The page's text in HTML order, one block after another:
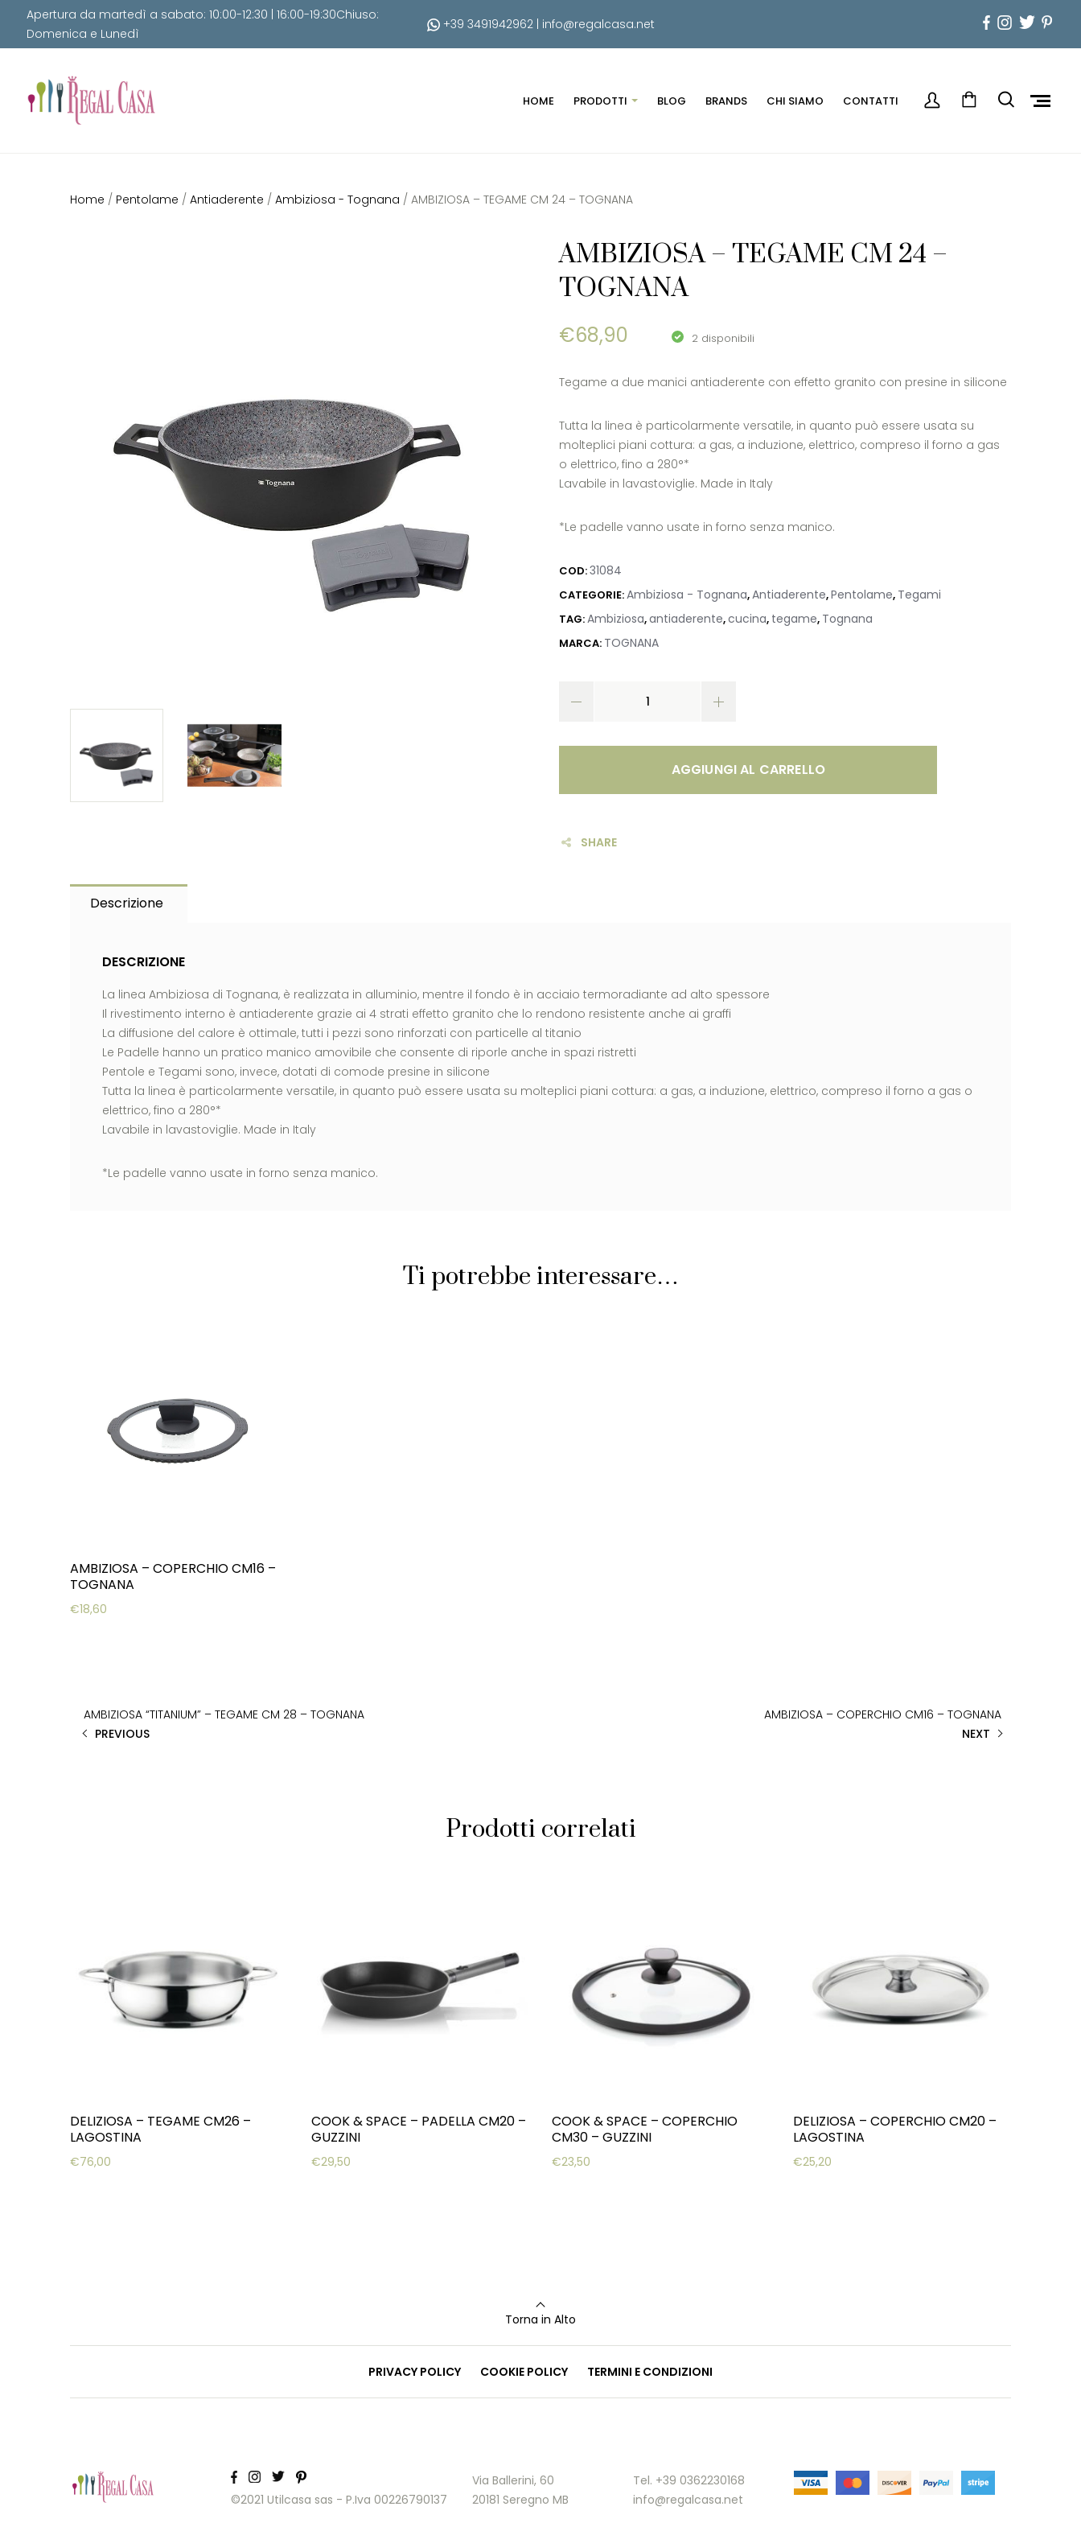
Apertura da martedì a sabato: 10:00-12:30 | 16:00-19:30Chiuso:
Domenica e Lunedì
+39 3491942962| info@regalcasa.net
HOME PRODOTTI BLOG BRANDS CHI SIAMO CONTATTI
Home / Pentolame / Antiaderente / Ambiziosa - Tognana / AMBIZIOSA – TEGAME CM 24 – TOGNANA
AMBIZIOSA – TEGAME CM 24 –
TOGNANA
€68,90 2 disponibili
Tegame a due manici antiaderente con effetto granito con presine in silicone
Tutta la linea è particolarmente versatile, in quanto può essere usata su
molteplici piani cottura: a gas, a induzione, elettrico, compreso il forno a gas
o elettrico, fino a 280°*
Lavabile in lavastoviglie. Made in Italy
*Le padelle vanno usate in forno senza manico.
COD:31084
CATEGORIE:Ambiziosa - Tognana,Antiaderente,Pentolame, Tegami
TAG:Ambiziosa,antiaderente,cucina, tegame, Tognana
MARCA: TOGNANA
AGGIUNGI AL CARRELLO
SHARE
Descrizione
DESCRIZIONE
La linea Ambiziosa di Tognana, è realizzata in alluminio, mentre il fondo è in acciaio termoradiante ad alto spessore
Il rivestimento interno è antiaderente grazie ai 4 strati effetto granito che lo rendono resistente anche ai graffi
La diffusione del calore è ottimale, tutti i pezzi sono rinforzati con particelle al titanio
Le Padelle hanno un pratico manico amovibile che consente di riporle anche in spazi ristretti
Pentole e Tegami sono, invece, dotati di comode presine in silicone
Tutta la linea è particolarmente versatile, in quanto può essere usata su molteplici piani cottura: a gas, a induzione, elettrico, compreso il forno a gas o
elettrico, fino a 280°*
Lavabile in lavastoviglie. Made in Italy
*Le padelle vanno usate in forno senza manico.
Ti potrebbe interessare…
AMBIZIOSA – COPERCHIO CM16 –
TOGNANA
€18,60
AMBIZIOSA “TITANIUM” – TEGAME CM 28 – TOGNANA
PREVIOUS
AMBIZIOSA – COPERCHIO CM16 – TOGNANA
NEXT
Prodotti correlati
DELIZIOSA – TEGAME CM26 –
LAGOSTINA
€76,00
COOK & SPACE – PADELLA CM20 –
GUZZINI
€29,50
COOK & SPACE – COPERCHIO
CM30 – GUZZINI
€23,50
DELIZIOSA – COPERCHIO CM20 –
LAGOSTINA
€25,20
Torna in Alto
PRIVACY POLICY COOKIE POLICY TERMINI E CONDIZIONI
©2021 Utilcasa sas - P.Iva 00226790137
Via Ballerini, 60
20181 Seregno MB
Tel. +39 0362230168
info@regalcasa.net